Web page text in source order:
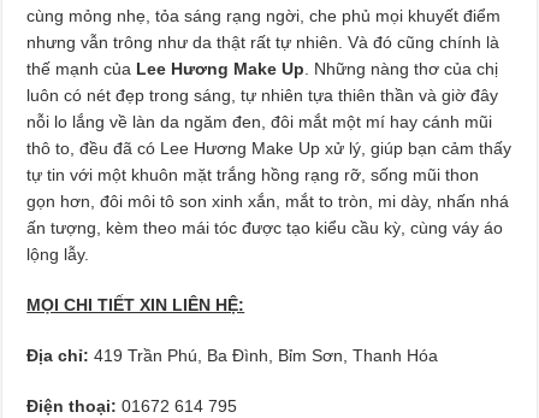
cùng mỏng nhẹ, tỏa sáng rạng ngời, che phủ mọi khuyết điểm
nhưng vẫn trông như da thật rất tự nhiên. Và đó cũng chính là
thế mạnh của Lee Hương Make Up . Những nàng thơ của chị
luôn có nét đẹp trong sáng, tự nhiên tựa thiên thần và giờ đây
nỗi lo lắng về làn da ngăm đen, đôi mắt một mí hay cánh mũi
thô to, đều đã có Lee Hương Make Up xử lý, giúp bạn cảm thấy
tự tin với một khuôn mặt trắng hồng rạng rỡ, sống mũi thon
gọn hơn, đôi môi tô son xinh xắn, mắt to tròn, mi dày, nhấn nhá
ấn tượng, kèm theo mái tóc được tạo kiểu cầu kỳ, cùng váy áo
lộng lẫy.
MỌI CHI TIẾT XIN LIÊN HỆ:
Địa chỉ:419 Trần Phú, Ba Đình, Bỉm Sơn, Thanh Hóa
Điện thoại:01672 614 795